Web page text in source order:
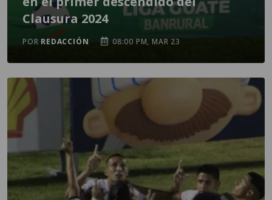
Clausura 2024
POR REDACCIÓN 08:00 PM, MAR 23